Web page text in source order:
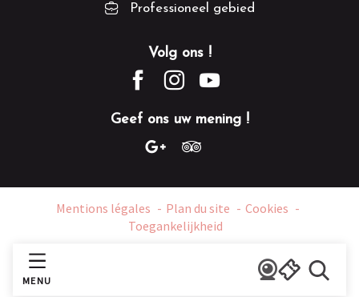
MENU
Volg ons !
Geef ons uw mening !
Professioneel gebied
Mentions légales Plan du site
Cookies
Toegankelijkheid